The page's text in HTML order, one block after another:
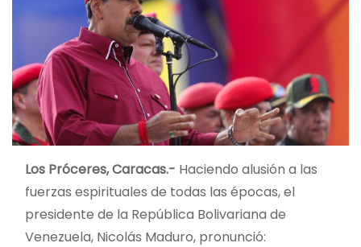
Los Próceres, Caracas.- Haciendo alusión a las
fuerzas espirituales de todas las épocas, el
presidente de la República Bolivariana de
Venezuela, Nicolás Maduro, pronunció: